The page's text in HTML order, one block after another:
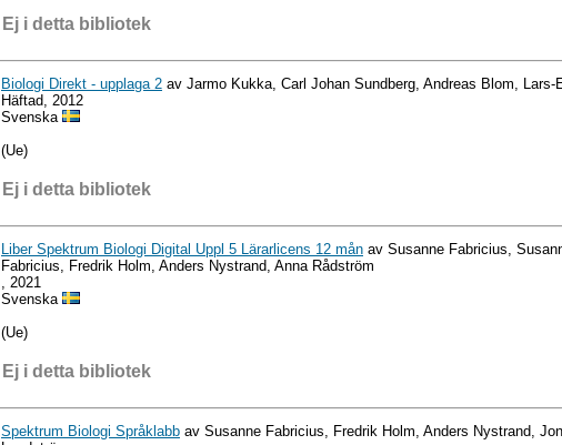
Ej i detta bibliotek
Biologi Direkt - upplaga 2 av Jarmo Kukka, Carl Johan Sundberg, Andreas Blom, Lars-
Häftad, 2012
Svenska
(Ue)
Ej i detta bibliotek
Liber Spektrum Biologi Digital Uppl 5 Lärarlicens 12 mån av Susanne Fabricius,
Fabricius, Fredrik Holm, Anders Nystrand, Anna Rådström
, 2021
Svenska
(Ue)
Ej i detta bibliotek
Spektrum Biologi Språklabb av Susanne Fabricius, Fredrik Holm, Anders Nystrand,